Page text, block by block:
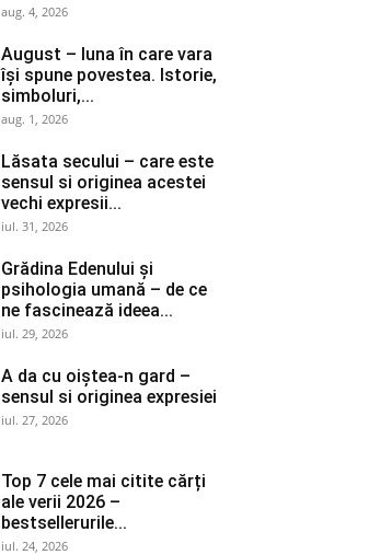
aug. 4, 2026
August – luna în care vara
își spune povestea. Istorie,
simboluri,...
aug. 1, 2026
Lăsata secului – care este
sensul si originea acestei
vechi expresii...
iul. 31, 2026
Grădina Edenului și
psihologia umană – de ce
ne fascinează ideea...
iul. 29, 2026
A da cu oiștea-n gard –
sensul si originea expresiei
iul. 27, 2026
Top 7 cele mai citite cărți
ale verii 2026 –
bestsellerurile...
iul. 24, 2026